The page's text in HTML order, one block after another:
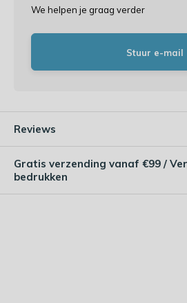
We helpen je graag verder
Stuur e-mail
Reviews
Gratis verzending vanaf €99 /
bedrukken